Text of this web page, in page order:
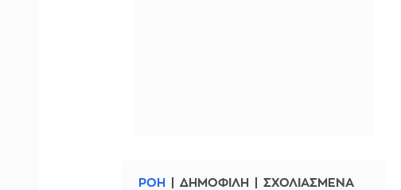
ΡΟΗ ΔΗΜΟΦΙΛΗ ΣΧΟΛΙΑΣΜΕΝΑ